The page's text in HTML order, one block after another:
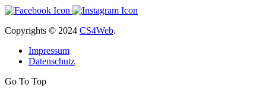
Copyrights © 2024 CS4Web.
Impressum
Datenschutz
Go To Top